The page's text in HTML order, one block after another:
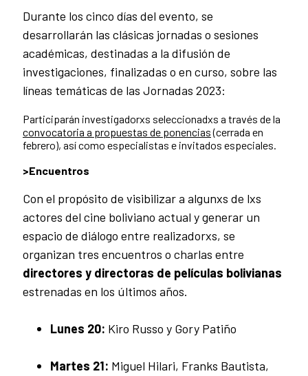
Durante los cinco días del evento, se
desarrollarán las clásicas jornadas o sesiones
académicas, destinadas a la difusión de
investigaciones, finalizadas o en curso, sobre las
líneas temáticas de las Jornadas 2023:
Participarán investigadorxs seleccionadxs a través de la
convocatoria a propuestas de ponencias(cerrada en
febrero), así como especialistas e invitados especiales.
>Encuentros
Con el propósito de visibilizar a algunxs de lxs
actores del cine boliviano actual y generar un
espacio de diálogo entre realizadorxs, se
organizan tres encuentros o charlas entre
directores y directoras de películas bolivianas
estrenadas en los últimos años.
Lunes 20: Kiro Russo y Gory Patiño
Martes 21: Miguel Hilari, Franks Bautista,